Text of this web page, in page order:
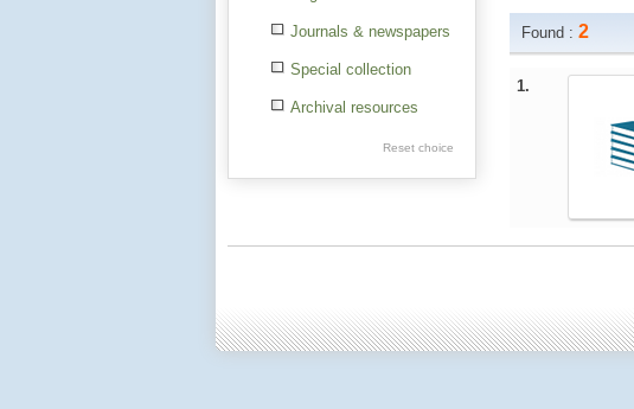
Journals & newspapers
Special collection
Archival resources
Reset choice
Found :2
1.